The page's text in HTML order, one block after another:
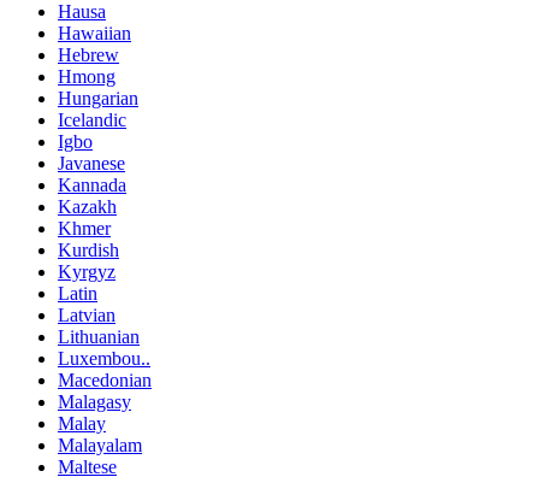
Hausa
Hawaiian
Hebrew
Hmong
Hungarian
Icelandic
Igbo
Javanese
Kannada
Kazakh
Khmer
Kurdish
Kyrgyz
Latin
Latvian
Lithuanian
Luxembou..
Macedonian
Malagasy
Malay
Malayalam
Maltese